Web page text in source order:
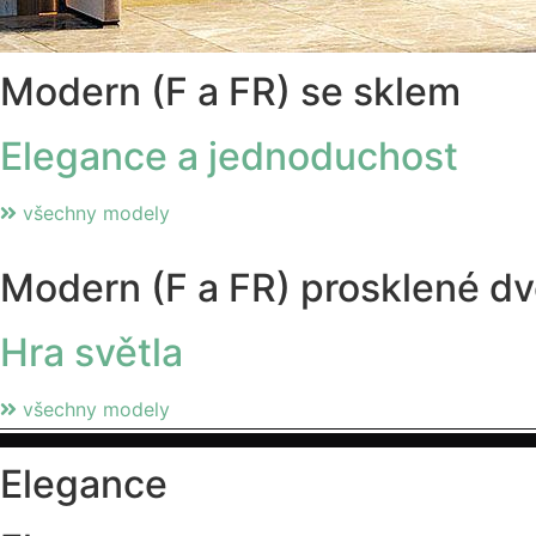
Modern (F a FR) se sklem
Elegance a jednoduchost
všechny modely
Modern (F a FR) prosklené
Hra světla
všechny modely
Elegance